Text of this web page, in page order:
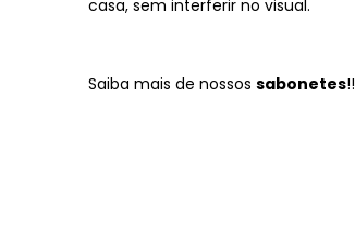
casa, sem interferir no visual.
Saiba mais de nossos sabonetes!!